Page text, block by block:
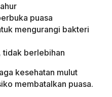
puasa
mengurangi bakteri
tidak berlebihan
kesehatan mulut
membatalkan puasa.